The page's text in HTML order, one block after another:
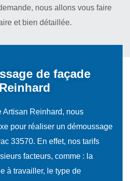
nous allons vous faire
et bien détaillée.
de façade
Artisan Reinhard, nous
pour réaliser un démoussage
33570. En effet, nos tarifs
facteurs, comme : la
à travailler, le type de